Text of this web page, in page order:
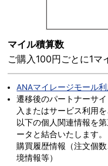
マイル積算数
ご購入100円ごとに1マ
ANAマイレージモール
遷移後のパートナーサ
入またはサービス利用
以下の個人関連情報を
ータと結合いたします。
購買履歴情報（注文個
境情報等）